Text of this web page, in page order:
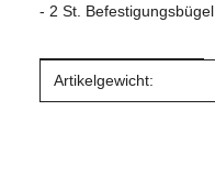
- 2 St. Befestigungsbügel
Produkteigenschaft
Wert
Artikelgewicht: